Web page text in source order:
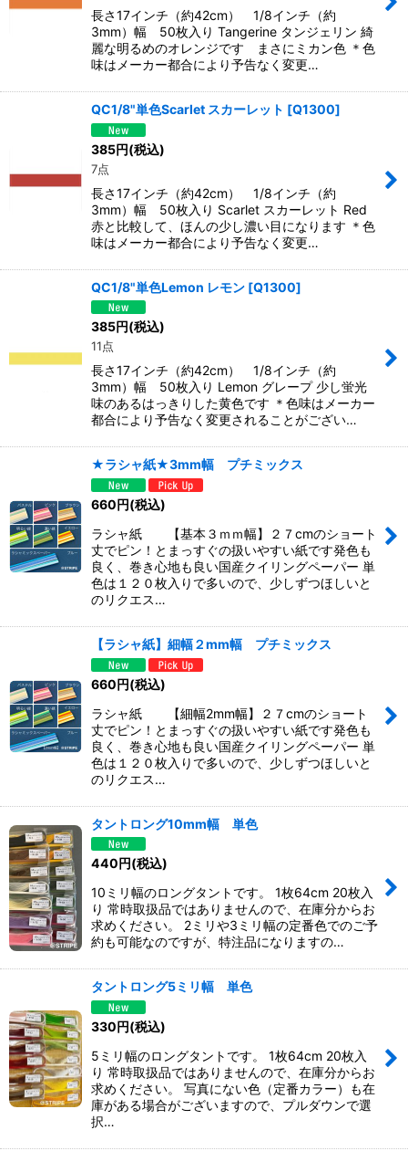
長さ17インチ（約42cm） 1/8インチ（約
3mm）幅 50枚入り Tangerine タンジェリン 綺
麗な明るめのオレンジです まさにミカン色 ＊色
味はメーカー都合により予告なく変更…
QC1/8"単色Scarlet スカーレット [Q1300]
385円(税込)
7点
長さ17インチ（約42cm） 1/8インチ（約
3mm）幅 50枚入り Scarlet スカーレット Red
赤と比較して、ほんの少し濃い目になります ＊色
味はメーカー都合により予告なく変更…
QC1/8"単色Lemon レモン [Q1300]
385円(税込)
11点
長さ17インチ（約42cm） 1/8インチ（約
3mm）幅 50枚入り Lemon グレープ 少し蛍光
味のあるはっきりした黄色です ＊色味はメーカー
都合により予告なく変更されることがござい…
★ラシャ紙★3mm幅 プチミックス
660円(税込)
ラシャ紙 【基本３ｍｍ幅】２７cmのショート
丈でピン！とまっすぐの扱いやすい紙です発色も
良く、巻き心地も良い国産クイリングペーパー 単
色は１２０枚入りで多いので、少しずつほしいと
のリクエス…
【ラシャ紙】細幅２mm幅 プチミックス
660円(税込)
ラシャ紙 【細幅2mm幅】２７cmのショート
丈でピン！とまっすぐの扱いやすい紙です発色も
良く、巻き心地も良い国産クイリングペーパー 単
色は１２０枚入りで多いので、少しずつほしいと
のリクエス…
タントロング10mm幅 単色
440円(税込)
10ミリ幅のロングタントです。 1枚64cm 20枚入
り 常時取扱品ではありませんので、在庫分からお
求めください。 2ミリや3ミリ幅の定番色でのご予
約も可能なのですが、特注品になりますの…
タントロング5ミリ幅 単色
330円(税込)
5ミリ幅のロングタントです。 1枚64cm 20枚入
り 常時取扱品ではありませんので、在庫分からお
求めください。 写真にない色（定番カラー）も在
庫がある場合がございますので、プルダウンで選
択…